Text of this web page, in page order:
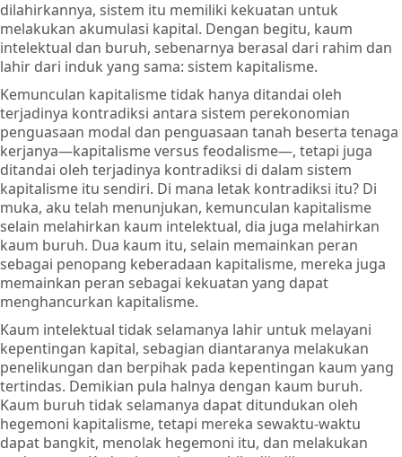
dilahirkannya, sistem itu memiliki kekuatan untuk
melakukan akumulasi kapital. Dengan begitu, kaum
intelektual dan buruh, sebenarnya berasal dari rahim dan
lahir dari induk yang sama: sistem kapitalisme.
Kemunculan kapitalisme tidak hanya ditandai oleh
terjadinya kontradiksi antara sistem perekonomian
penguasaan modal dan penguasaan tanah beserta tenaga
kerjanya—kapitalisme versus feodalisme—, tetapi juga
ditandai oleh terjadinya kontradiksi di dalam sistem
kapitalisme itu sendiri. Di mana letak kontradiksi itu? Di
muka, aku telah menunjukan, kemunculan kapitalisme
selain melahirkan kaum intelektual, dia juga melahirkan
kaum buruh. Dua kaum itu, selain memainkan peran
sebagai penopang keberadaan kapitalisme, mereka juga
memainkan peran sebagai kekuatan yang dapat
menghancurkan kapitalisme.
Kaum intelektual tidak selamanya lahir untuk melayani
kepentingan kapital, sebagian diantaranya melakukan
penelikungan dan berpihak pada kepentingan kaum yang
tertindas. Demikian pula halnya dengan kaum buruh.
Kaum buruh tidak selamanya dapat ditundukan oleh
hegemoni kapitalisme, tetapi mereka sewaktu-waktu
dapat bangkit, menolak hegemoni itu, dan melakukan